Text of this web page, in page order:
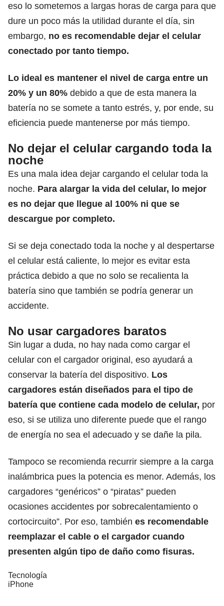
eso lo sometemos a largas horas de carga para que
dure un poco más la utilidad durante el día, sin
embargo, no es recomendable dejar el celular
conectado por tanto tiempo.
Lo ideal es mantener el nivel de carga entre un
20% y un 80% debido a que de esta manera la
batería no se somete a tanto estrés, y, por ende, su
eficiencia puede mantenerse por más tiempo.
No dejar el celular cargando toda la
noche
Es una mala idea dejar cargando el celular toda la
noche. Para alargar la vida del celular, lo mejor
es no dejar que llegue al 100% ni que se
descargue por completo.
Si se deja conectado toda la noche y al despertarse
el celular está caliente, lo mejor es evitar esta
práctica debido a que no solo se recalienta la
batería sino que también se podría generar un
accidente.
No usar cargadores baratos
Sin lugar a duda, no hay nada como cargar el
celular con el cargador original, eso ayudará a
conservar la batería del dispositivo. Los
cargadores están diseñados para el tipo de
batería que contiene cada modelo de celular, por
eso, si se utiliza uno diferente puede que el rango
de energía no sea el adecuado y se dañe la pila.
Tampoco se recomienda recurrir siempre a la carga
inalámbrica pues la potencia es menor. Además, los
cargadores “genéricos” o “piratas” pueden
ocasiones accidentes por sobrecalentamiento o
cortocircuito”. Por eso, también es recomendable
reemplazar el cable o el cargador cuando
presenten algún tipo de daño como fisuras.
Tecnología
iPhone